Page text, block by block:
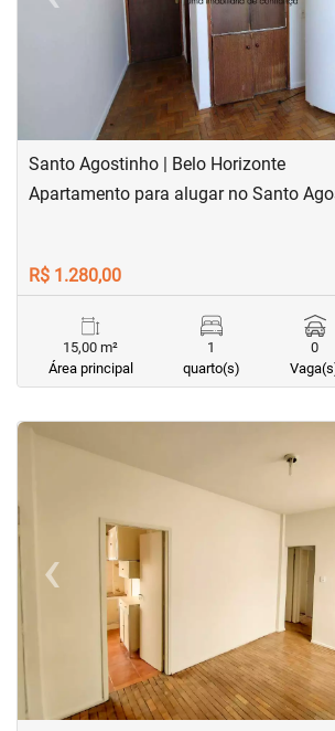
Santo Agostinho | Belo Horizonte
Apartamento para alugar no Santo
R$ 1.280,00
15,00 m²
Área principal
1
quarto(s)
0
<
‹Previous